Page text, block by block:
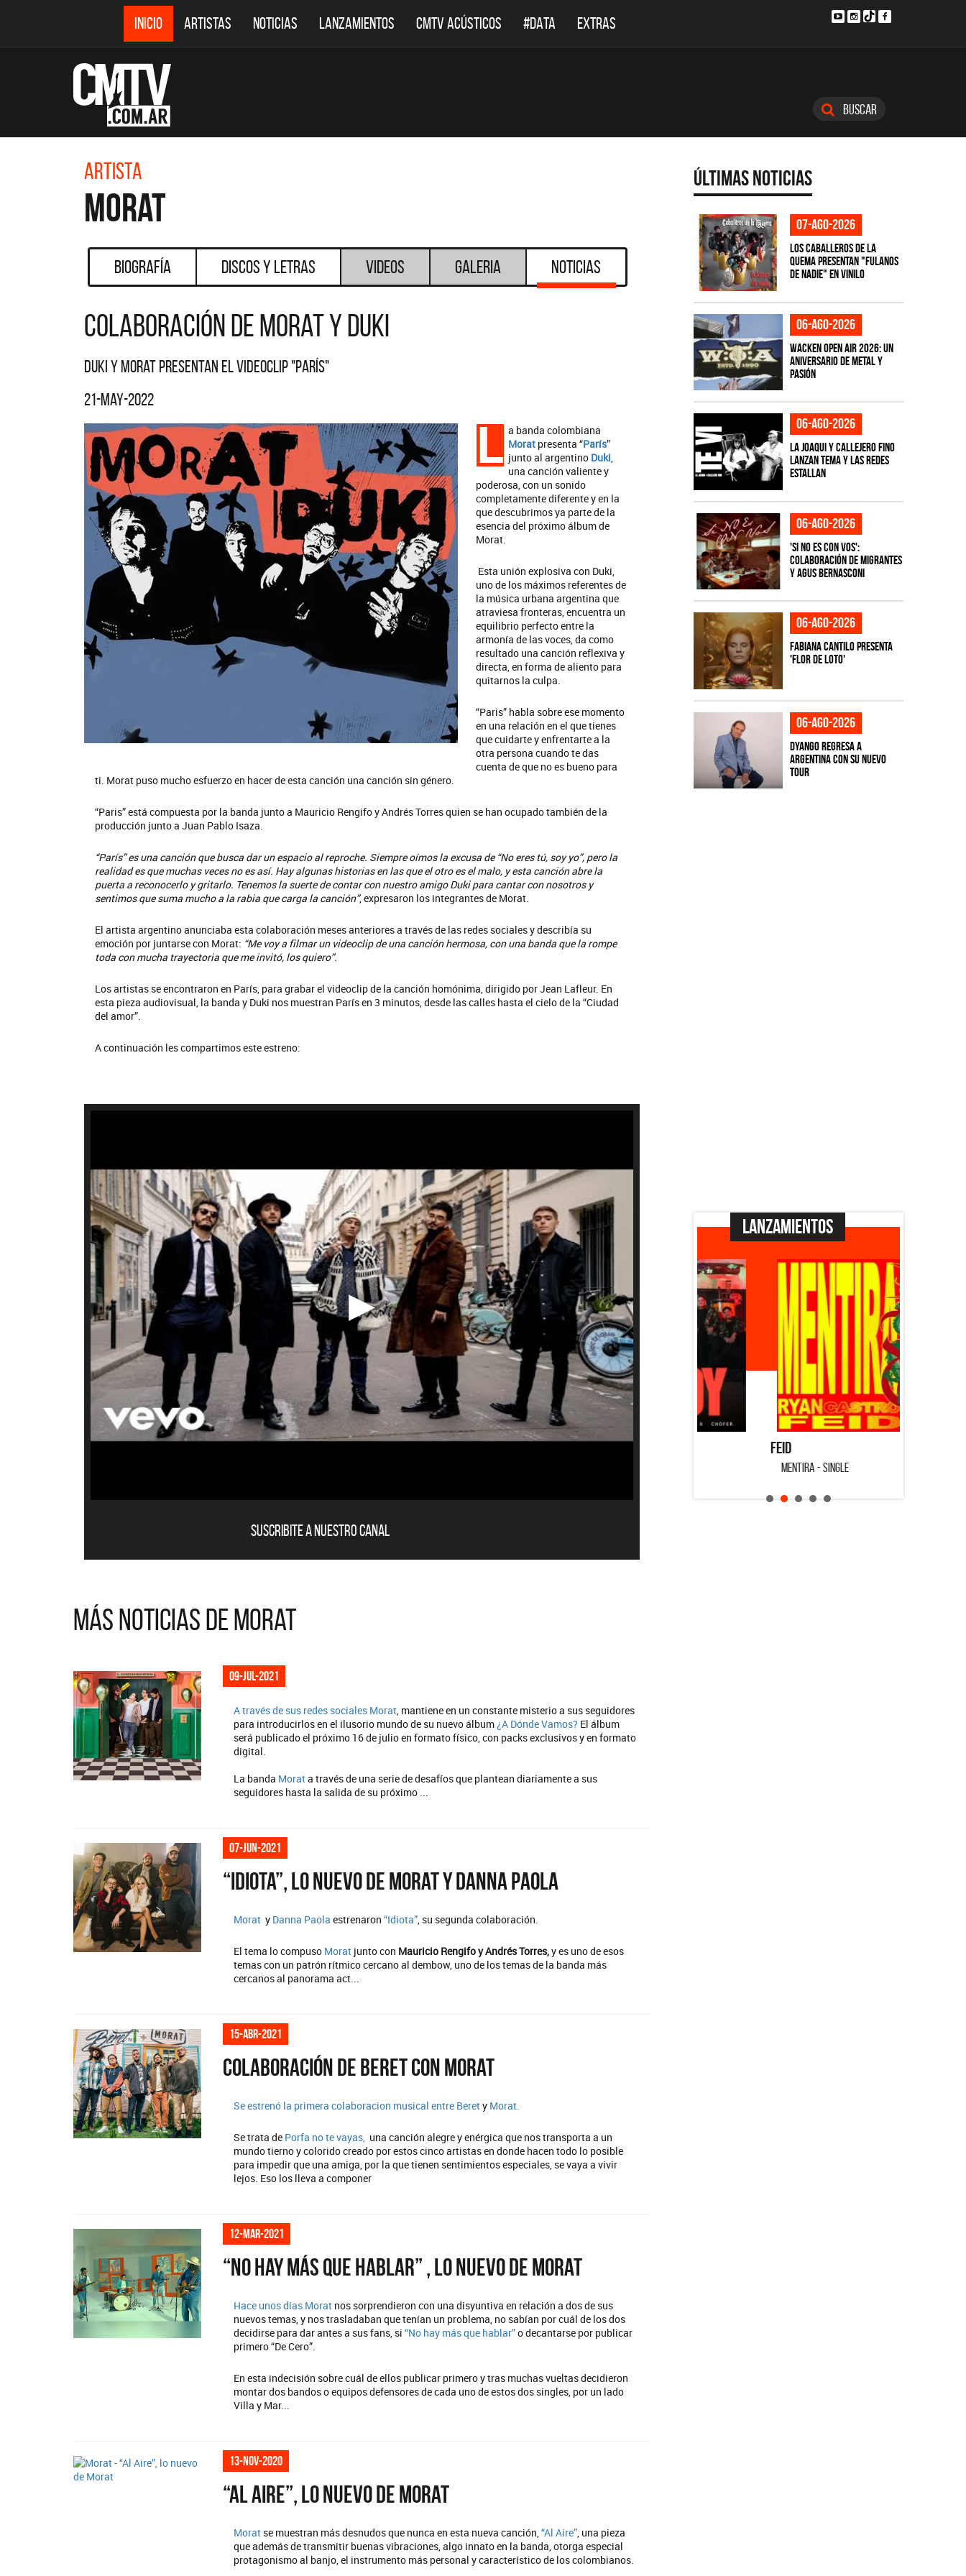
INICIO ARTISTAS NOTICIAS LANZAMIENTOS CMTV ACÚSTICOS #DATA EXTRAS
Buscar
Artista
Morat
Biografía Discos y Letras Videos Galeria Noticias
Colaboración de Morat y Duki
Duki y Morat presentan el videoclip "París"
21-may-2022
L a banda colombiana
Morat presenta “París”
junto al argentino Duki,
una canción valiente y
poderosa, con un sonido
completamente diferente y en la
que descubrimos ya parte de la
esencia del próximo álbum de
Morat.
Esta unión explosiva con Duki,
uno de los máximos referentes de
la música urbana argentina que
atraviesa fronteras, encuentra un
equilibrio perfecto entre la
armonía de las voces, da como
resultado una canción reflexiva y
directa, en forma de aliento para
quitarnos la culpa.
“Paris” habla sobre ese momento
en una relación en el que tienes
que cuidarte y enfrentarte a la
otra persona cuando te das
cuenta de que no es bueno para
ti. Morat puso mucho esfuerzo en hacer de esta canción una canción sin género.
“Paris” está compuesta por la banda junto a Mauricio Rengifo y Andrés Torres quien se han ocupado también de la
producción junto a Juan Pablo Isaza.
“París” es una canción que busca dar un espacio al reproche. Siempre oímos la excusa de “No eres tú, soy yo”, pero la
realidad es que muchas veces no es así. Hay algunas historias en las que el otro es el malo, y esta canción abre la
puerta a reconocerlo y gritarlo. Tenemos la suerte de contar con nuestro amigo Duki para cantar con nosotros y
sentimos que suma mucho a la rabia que carga la canción”, expresaron los integrantes de Morat.
El artista argentino anunciaba esta colaboración meses anteriores a través de las redes sociales y describía su
emoción por juntarse con Morat: “Me voy a filmar un videoclip de una canción hermosa, con una banda que la rompe
toda con mucha trayectoria que me invitó, los quiero”.
Los artistas se encontraron en París, para grabar el videoclip de la canción homónima, dirigido por Jean Lafleur. En
esta pieza audiovisual, la banda y Duki nos muestran París en 3 minutos, desde las calles hasta el cielo de la “Ciudad
del amor”.
A continuación les compartimos este estreno:
Suscribite a nuestro canal
Más noticias de Morat
09-jul-2021
A través de sus redes sociales Morat, mantiene en un constante misterio a sus seguidores
para introducirlos en el ilusorio mundo de su nuevo álbum¿A Dónde Vamos? El álbum
será publicado el próximo 16 de julio en formato físico, con packs exclusivos y en formato
digital.
La banda Morata través de una serie de desafíos que plantean diariamente a sus
seguidores hasta la salida de su próximo ...
07-jun-2021
“Idiota”, lo nuevo de Morat y Danna Paola
Morat y Danna Paola estrenaron“Idiota”, su segunda colaboración.
El tema lo compuso Morat junto con Mauricio Rengifo y Andrés Torres,y es uno de esos
temas con un patrón rítmico cercano al dembow, uno de los temas de la banda más
cercanos al panorama act...
15-abr-2021
Colaboración de Beret con Morat
Se estrenó la primera colaboracion musical entre Berety Morat.
Se trata de Porfa no te vayas, una canción alegre y enérgica que nos transporta a un
mundo tierno y colorido creado por estos cinco artistas en donde hacen todo lo posible
para impedir que una amiga, por la que tienen sentimientos especiales, se vaya a vivir
lejos. Eso los lleva a componer
12-mar-2021
“No hay más que hablar” , lo nuevo de Morat
Hace unos días Morat nos sorprendieron con una disyuntiva en relación a dos de sus
nuevos temas, y nos trasladaban que tenían un problema, no sabían por cuál de los dos
decidirse para dar antes a sus fans, si “No hay más que hablar”o decantarse por publicar
primero “De Cero”.
En esta indecisión sobre cuál de ellos publicar primero y tras muchas vueltas decidieron
montar dos bandos o equipos defensores de cada uno de estos dos singles, por un lado
Villa y Mar...
13-nov-2020
“Al Aire”, lo nuevo de Morat
Morat se muestran más desnudos que nunca en esta nueva canción,“Al Aire”, una pieza
que además de transmitir buenas vibraciones, algo innato en la banda, otorga especial
protagonismo al banjo, el instrumento más personal y característico de los colombianos.
Últimas Noticias
07-ago-2026
Los Caballeros de la
Quema presentan "Fulanos
de Nadie" en vinilo
06-ago-2026
Wacken Open Air 2026: Un
aniversario de metal y
pasión
06-ago-2026
La Joaqui y Callejero Fino
lanzan tema y las redes
estallan
06-ago-2026
'Si No Es Con Vos':
colaboración de Migrantes
y Agus Bernasconi
06-ago-2026
Fabiana Cantilo presenta
'Flor de Loto'
06-ago-2026
Dyango regresa a
Argentina con su nuevo
tour
Lanzamientos
Migrantes Los Palmeras
MENTIRA - SINGLE